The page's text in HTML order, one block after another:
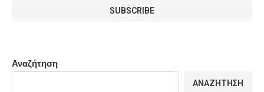
Αναζήτηση
ΑΝΑΖΉΤΗΣΗ